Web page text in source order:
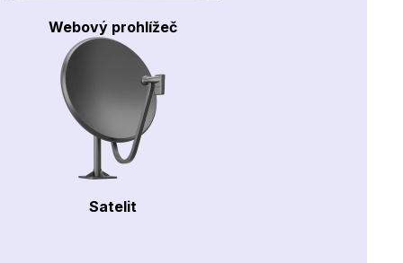
Webový prohlížeč
Satelit